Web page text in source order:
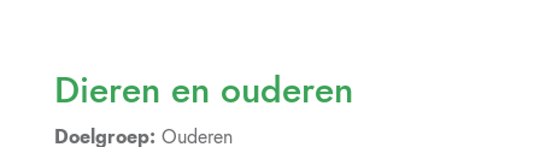
Dieren en ouderen
Doelgroep: Ouderen